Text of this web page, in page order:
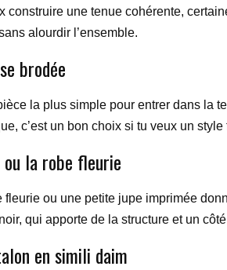
construire une tenue cohérente,
alourdir l’ensemble.
brodée
la plus simple pour entrer dans la
c’est un bon choix si tu veux un
ou la robe fleurie
fleurie ou une petite jupe imprimée
qui apporte de la structure et un
en simili daim